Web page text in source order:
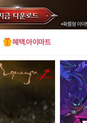
혜택.아이마트